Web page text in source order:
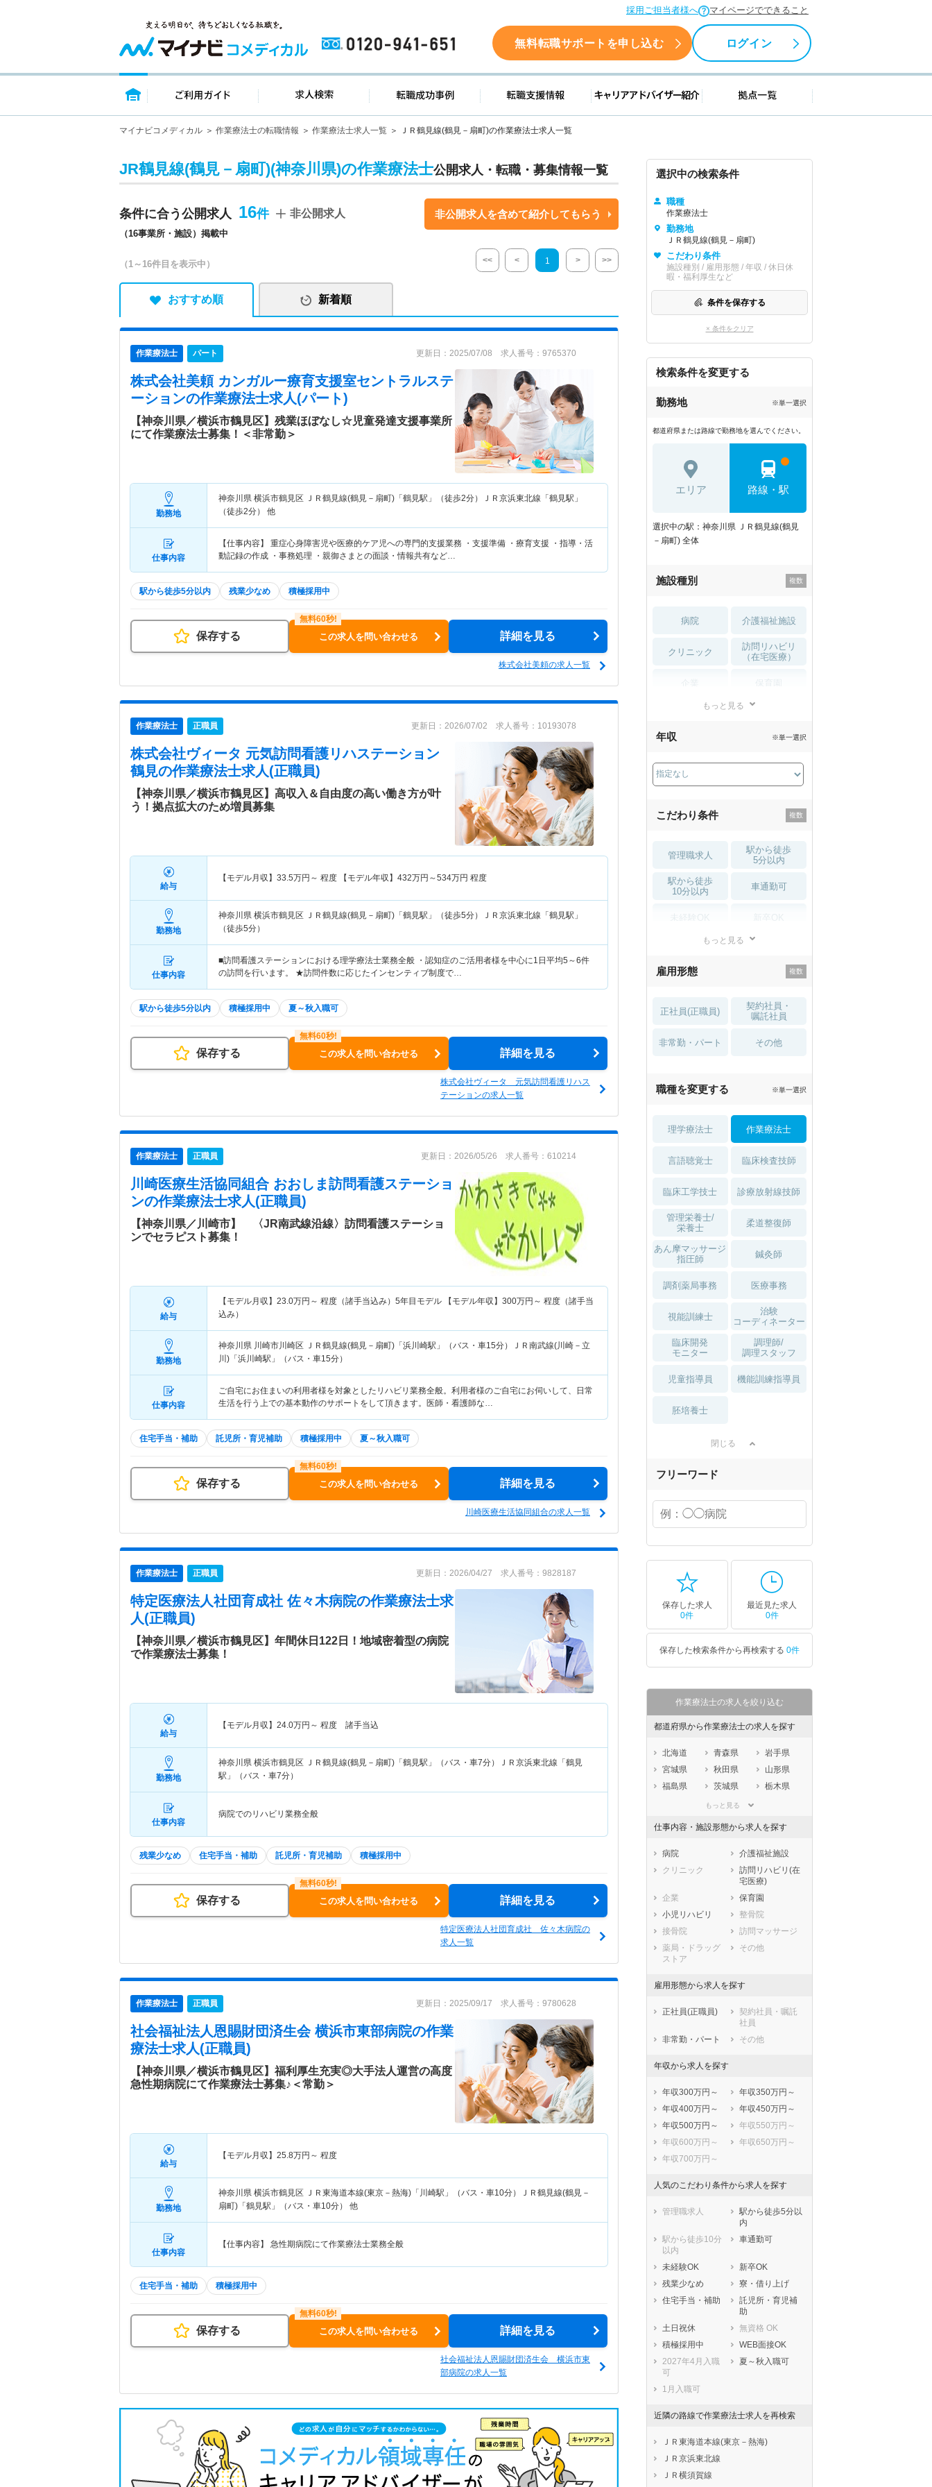
採用ご担当者様へ マイページでできること
0120-941-651 無料転職サポートを申し込む ログイン
トップページ ご利用ガイド 求人検索 転職成功事例 転職支援情報 キャリアアドバイザー紹介 拠点一覧
マイナビコメディカル 作業療法士の転職情報 作業療法士求人一覧 ＪＲ鶴見線(鶴見－扇町)の作業療法士求人一覧
JR鶴見線(鶴見－扇町)(神奈川県)の作業療法士公開求人・転職・募集情報一覧
条件に合う公開求人 16
（16事業所・施設）掲載中
非公開求人 非公開求人を含めて紹介してもらう
（1～16件目を表示中） << < 1 > >>
おすすめ順 新着順
作業療法士 パート 更新日：2025/07/08 求人番号：9765370
株式会社美頼 カンガルー療育支援室セントラルステ
ーションの作業療法士求人(パート)
【神奈川県／横浜市鶴見区】残業ほぼなし☆児童発達支援事業所
にて作業療法士募集！＜非常勤＞
勤務地
神奈川県 横浜市鶴見区 ＪＲ鶴見線(鶴見－扇町)「鶴見駅」（徒歩2分）ＪＲ京浜東北線「鶴見駅」
（徒歩2分） 他
仕事内容
【仕事内容】 重症心身障害児や医療的ケア児への専門的支援業務 ・支援準備 ・療育支援 ・指導・活
動記録の作成 ・事務処理 ・親御さまとの面談・情報共有など…
駅から徒歩5分以内 残業少なめ 積極採用中
保存する この求人を問い合わせる 詳細を見る
株式会社美頼の求人一覧
作業療法士 正職員 更新日：2026/07/02 求人番号：10193078
株式会社ヴィータ 元気訪問看護リハステーション
鶴見の作業療法士求人(正職員)
【神奈川県／横浜市鶴見区】高収入＆自由度の高い働き方が叶
う！拠点拡大のため増員募集
給与
【モデル月収】 33.5万円～ 程度 【モデル年収】 432万円～534万円 程度
勤務地
神奈川県 横浜市鶴見区 ＪＲ鶴見線(鶴見－扇町)「鶴見駅」（徒歩5分）ＪＲ京浜東北線「鶴見駅」
（徒歩5分）
仕事内容
■訪問看護ステーションにおける理学療法士業務全般 ・認知症のご活用者様を中心に1日平均5～6件
の訪問を行います。 ★訪問件数に応じたインセンティブ制度で…
駅から徒歩5分以内 積極採用中 夏～秋入職可
保存する この求人を問い合わせる 詳細を見る
株式会社ヴィータ 元気訪問看護リハス
テーションの求人一覧
作業療法士 正職員 更新日：2026/05/26 求人番号：610214
川崎医療生活協同組合 おおしま訪問看護ステーショ
ンの作業療法士求人(正職員)
【神奈川県／川崎市】 〈JR南武線沿線〉訪問看護ステーショ
ンでセラピスト募集！
給与
【モデル月収】 23.0万円～ 程度（諸手当込み）5年目モデル 【モデル年収】 300万円～ 程度（諸手当
込み）
勤務地
神奈川県 川崎市川崎区 ＪＲ鶴見線(鶴見－扇町)「浜川崎駅」（バス・車15分）ＪＲ南武線(川崎－立
川)「浜川崎駅」（バス・車15分）
仕事内容
ご自宅にお住まいの利用者様を対象としたリハビリ業務全般。利用者様のご自宅にお伺いして、日常
生活を行う上での基本動作のサポートをして頂きます。医師・看護師な…
住宅手当・補助 託児所・育児補助 積極採用中 夏～秋入職可
保存する この求人を問い合わせる 詳細を見る
川崎医療生活協同組合の求人一覧
作業療法士 正職員 更新日：2026/04/27 求人番号：9828187
特定医療法人社団育成社 佐々木病院の作業療法士求
人(正職員)
【神奈川県／横浜市鶴見区】年間休日122日！地域密着型の病院
で作業療法士募集！
給与
【モデル月収】 24.0万円～ 程度 諸手当込
勤務地
神奈川県 横浜市鶴見区 ＪＲ鶴見線(鶴見－扇町)「鶴見駅」（バス・車7分）ＪＲ京浜東北線「鶴見
駅」（バス・車7分）
仕事内容
病院でのリハビリ業務全般
残業少なめ 住宅手当・補助 託児所・育児補助 積極採用中
保存する この求人を問い合わせる 詳細を見る
特定医療法人社団育成社 佐々木病院の
求人一覧
作業療法士 正職員 更新日：2025/09/17 求人番号：9780628
社会福祉法人恩賜財団済生会 横浜市東部病院の作業
療法士求人(正職員)
【神奈川県／横浜市鶴見区】福利厚生充実◎大手法人運営の高度
急性期病院にて作業療法士募集♪＜常勤＞
給与
【モデル月収】 25.8万円～ 程度
勤務地
神奈川県 横浜市鶴見区 ＪＲ東海道本線(東京－熱海)「川崎駅」（バス・車10分）ＪＲ鶴見線(鶴見－
扇町)「鶴見駅」（バス・車10分） 他
仕事内容
【仕事内容】 急性期病院にて作業療法士業務全般
住宅手当・補助 積極採用中
保存する この求人を問い合わせる 詳細を見る
社会福祉法人恩賜財団済生会 横浜市東
部病院の求人一覧
選択中の検索条件
職種
作業療法士
勤務地
ＪＲ鶴見線(鶴見－扇町)
こだわり条件
施設種別 / 雇用形態 / 年収 / 休日休
暇・福利厚生など
条件を保存する
× 条件をクリア
検索条件を変更する
勤務地 ※単一選択
都道府県または路線で勤務地を選んでください。
エリア 路線・駅
選択中の駅：神奈川県 ＪＲ鶴見線(鶴見
－扇町) 全体
施設種別
病院 介護福祉施設
クリニック
訪問リハビリ
（在宅医療）
薬局・
もっと見る
年収 ※単一選択
こだわり条件
管理職求人
駅から徒歩
5分以内
駅から徒歩
10分以内
車通勤可
住宅手当・補助
土日祝休 無資格 OK
積極採用中 WEB面接OK
もっと見る
雇用形態
正社員(正職員)
契約社員・
嘱託社員
非常勤・パート その他
職種を変更する ※単一選択
理学療法士 作業療法士
言語聴覚士 臨床検査技師
臨床工学技士 診療放射線技師
管理栄養士/
栄養士
柔道整復師
あん摩マッサージ
指圧師
鍼灸師
調剤薬局事務 医療事務
視能訓練士
治験
コーディネーター
臨床開発
モニター
調理師/
調理スタッフ
児童指導員 機能訓練指導員
胚培養士
閉じる
フリーワード
保存した求人
0件
最近見た求人
0件
保存した検索条件から再検索する 0件
作業療法士の求人を絞り込む
都道府県から作業療法士の求人を探す
北海道 青森県
岩手県
宮城県
秋田県
山形県
福島県
茨城県
栃木県
埼玉県
石川県
福井県
岐阜県
静岡県
愛知県
三重県
大阪府
兵庫県
奈良県
鳥取県
島根県
広島県
山口県
徳島県
香川県
愛媛県
熊本県
大分県
もっと見る
仕事内容・施設形態から求人を探す
病院
介護福祉施設
クリニック
訪問リハビリ(在
宅医療)
企業
保育園
小児リハビリ
整骨院
接骨院
訪問マッサージ
薬局・ドラッグ
ストア
その他
雇用形態から求人を探す
正社員(正職員)
契約社員・嘱託
社員
非常勤・パート
その他
年収から求人を探す
年収300万円～
年収350万円～
年収400万円～
年収450万円～
年収500万円～
年収550万円～
年収600万円～
年収650万円～
年収700万円～
人気のこだわり条件から求人を探す
管理職求人
駅から徒歩5分以
内
駅から徒歩10分
以内
車通勤可
未経験OK
新卒OK
残業少なめ
寮・借り上げ
住宅手当・補助
託児所・育児補
助
土日祝休
無資格 OK
積極採用中
WEB面接OK
2027年4月入職
可
夏～秋入職可
1月入職可
近隣の路線で作業療法士求人を再検索
ＪＲ東海道本線(東京－熱海)
ＪＲ京浜東北線
ＪＲ横須賀線